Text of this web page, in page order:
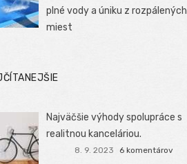
plné vody a úniku z rozpálených
miest
Najväčšie výhody spolupráce s
realitnou kanceláriou.
8. 9. 2023 6 komentárov